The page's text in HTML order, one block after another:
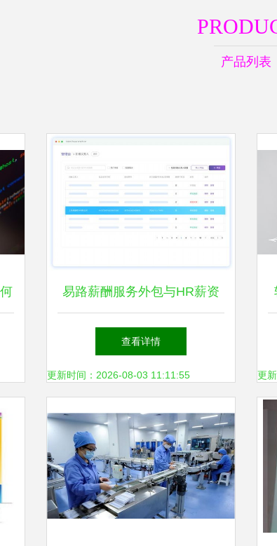
产品列表
易路薪酬服务外包与HR薪资
咨询解决方案 软件驱动的现
代企业管理革新
查看详情
更新时间：2026-08-03 11:11:55 更